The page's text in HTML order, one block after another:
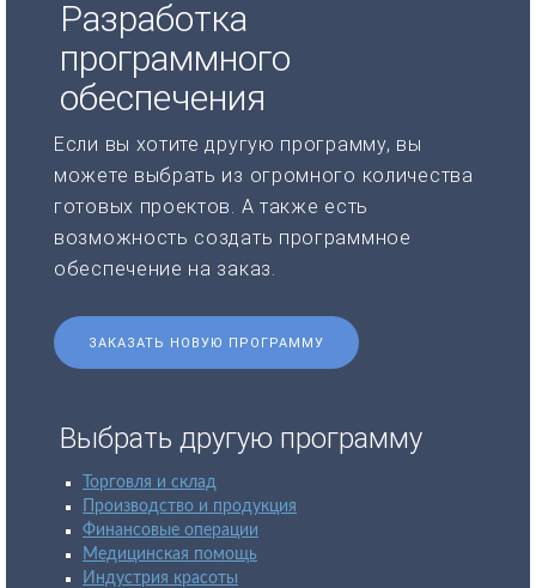
Разработка
программного
обеспечения
Если вы хотите другую программу, вы
можете выбрать из огромного количества
готовых проектов. А также есть
возможность создать программное
обеспечение на заказ.
ЗАКАЗАТЬ НОВУЮ ПРОГРАММУ
Выбрать другую программу
Торговля и склад
Производство и продукция
Финансовые операции
Медицинская помощь
Индустрия красоты